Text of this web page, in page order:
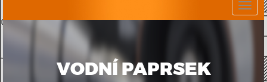
VODNÍ PAPRSEK